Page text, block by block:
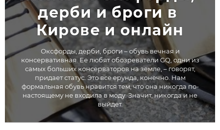
дерби и броги в
Кирове и онлайн
Оксфорды, дерби, броги – обувь вечная и
консервативная. Ее любят обозреватели GQ, одни из
самых больших консерваторов на земле, – говорят,
придает статус. Это все ерунда, конечно. Нам
формальная обувь нравится тем, что она никогда по-
настоящему не входила в моду. Значит, никогда и не
выйдет.